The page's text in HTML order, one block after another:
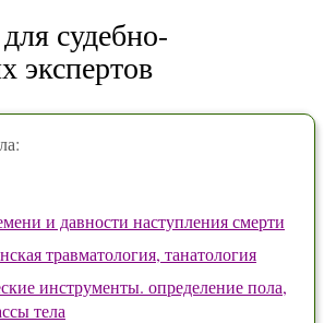
судебно-
экспертов
и давности наступления смерти
травматология, танатология
инструменты. определение пола,
тела